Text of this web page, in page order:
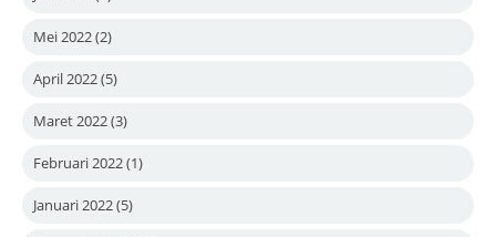
Mei 2022(2)
April 2022(5)
Maret 2022(3)
Februari 2022(1)
Januari 2022(5)